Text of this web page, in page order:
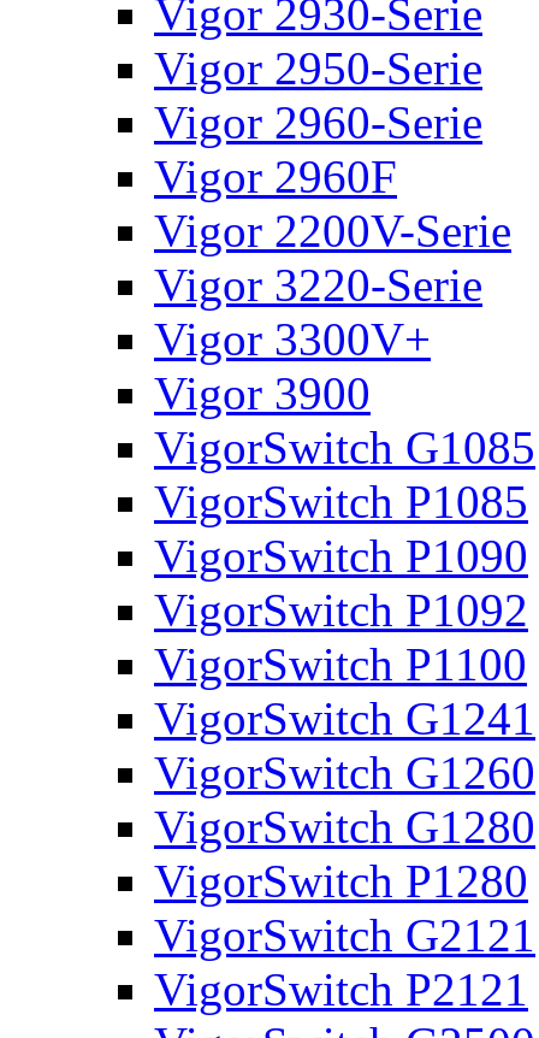
Vigor 2930-Serie
Vigor 2950-Serie
Vigor 2960-Serie
Vigor 2960F
Vigor 2200V-Serie
Vigor 3220-Serie
Vigor 3300V+
Vigor 3900
VigorSwitch G1085
VigorSwitch P1085
VigorSwitch P1090
VigorSwitch P1092
VigorSwitch P1100
VigorSwitch G1241
VigorSwitch G1260
VigorSwitch G1280
VigorSwitch P1280
VigorSwitch G2121
VigorSwitch P2121